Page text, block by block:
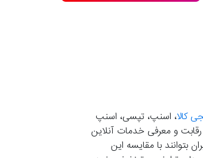
کالا، اسنپ، تپسی، اسنپ
رقابت و معرفی خدمات آنلاین
بتوانند با مقایسه این